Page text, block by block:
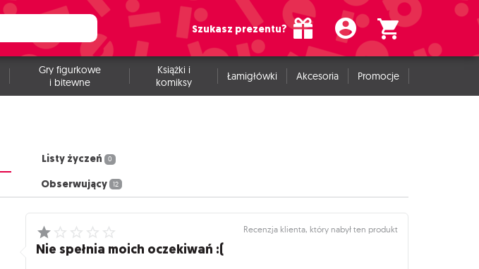
Szukasz prezentu?
Gry figurkowe
i bitewne
Książki i
komiksy
Łamigłówki Akcesoria Promocje
Listy życzeń 0
Obserwujący 12
Recenzja klienta, który nabył ten produkt
Nie spełnia moich oczekiwań :(